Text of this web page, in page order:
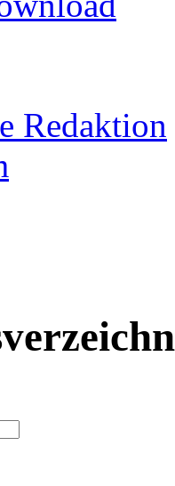
Redaktion